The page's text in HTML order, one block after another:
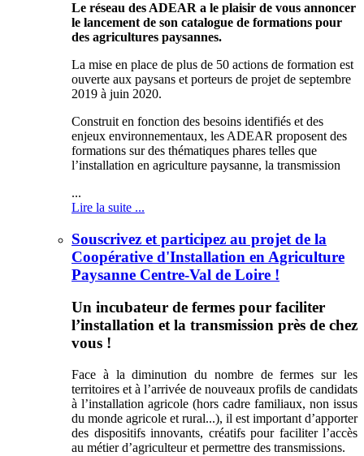
Le réseau des ADEAR a le plaisir de vous annoncer
le lancement de son catalogue de formations pour
des agricultures paysannes.
La mise en place de plus de 50 actions de formation est
ouverte aux paysans et porteurs de projet de septembre
2019 à juin 2020.
Construit en fonction des besoins identifiés et des
enjeux environnementaux, les ADEAR proposent des
formations sur des thématiques phares telles que
l’installation en agriculture paysanne, la transmission
...
Lire la suite ...
Souscrivez et participez au projet de la
Coopérative d'Installation en Agriculture
Paysanne Centre-Val de Loire !
Un incubateur de fermes pour faciliter
l’installation et la transmission près de chez
vous !
Face à la diminution du nombre de fermes sur les
territoires et à l’arrivée de nouveaux profils de candidats
à l’installation agricole (hors cadre familiaux, non issus
du monde agricole et rural...), il est important d’apporter
des dispositifs innovants, créatifs pour faciliter l’accès
au métier d’agriculteur et permettre des transmissions.